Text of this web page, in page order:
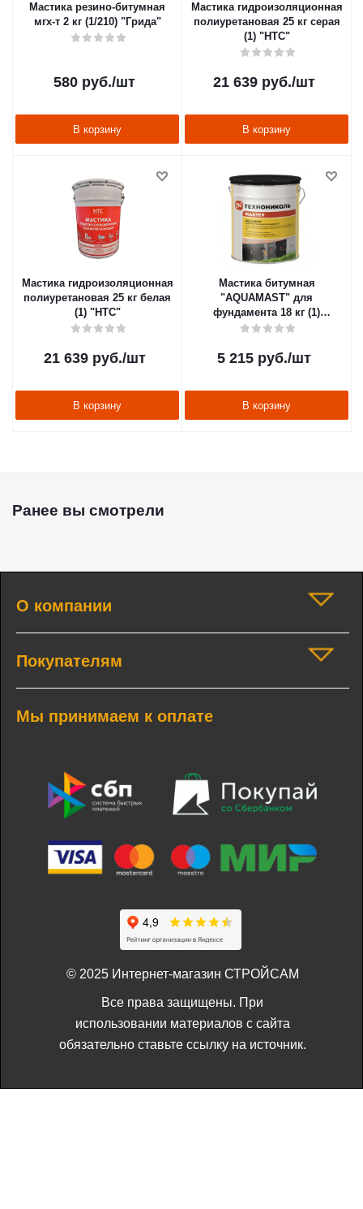
Мастика резино-битумная
мгх-т 2 кг (1/210) "Грида"
580 руб./шт
В корзину
Мастика гидроизоляционная
полиуретановая 25 кг серая
(1) "HTC"
21 639руб./шт
В корзину
Мастика гидроизоляционная
полиуретановая 25 кг белая
(1) "HTC"
21 639руб./шт
В корзину
Мастика битумная
"AQUAMAST" для
фундамента 18 кг (1)
"Технониколь"
5 215руб./шт
В корзину
Ранее вы смотрели
О компании
Покупателям
Мы принимаем к оплате
© 2025 Интернет-магазин СТРОЙСАМ
Все права защищены. При
использовании материалов с сайта
обязательно ставьте ссылку на источник.